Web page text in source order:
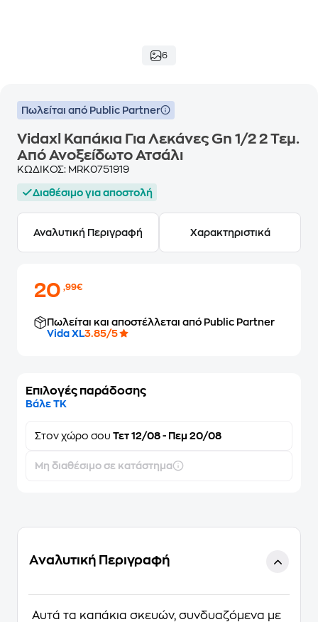
6
Πωλείται από Public Partner
Vidaxl Καπάκια Για Λεκάνες Gn 1/2 2 Τεμ.
Από Ανοξείδωτο Ατσάλι
ΚΩΔΙΚΟΣ: MRK0751919
Διαθέσιμο για αποστολή
Αναλυτική Περιγραφή Χαρακτηριστικά
20,99€
Πωλείται και αποστέλλεται από Public Partner
Vida XL3.85/5
Επιλογές παράδοσης
Βάλε ΤΚ
Στον χώρο σου Τετ 12/08 - Πεμ 20/08
Μη διαθέσιμο σε κατάστημα
Αναλυτική Περιγραφή
Αυτά τα καπάκια σκευών, συνδυαζόμενα με